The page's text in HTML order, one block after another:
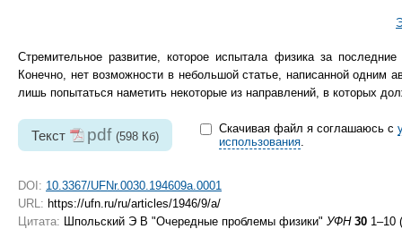
Стремительное развитие, которое испытала физика за
Конечно, нет возможности в небольшой статье, написанной
лишь попытаться наметить некоторые из направлений, в которых
Текст pdf (598 Кб)
Скачивая файл я соглашаюсь с
использования.
DOI: 10.3367/UFNr.0030.194609a.0001
URL: https://ufn.ru/ru/articles/1946/9/a/
Цитата: Шпольский Э В "Очередные проблемы физики" УФН 30 1–10